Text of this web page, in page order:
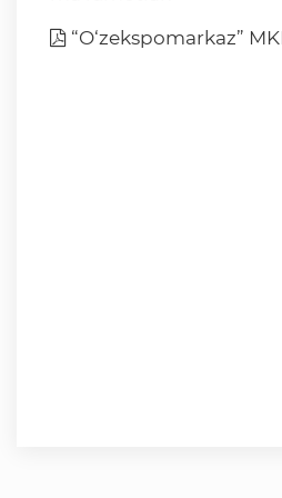
“O‘zekspomarkaz”